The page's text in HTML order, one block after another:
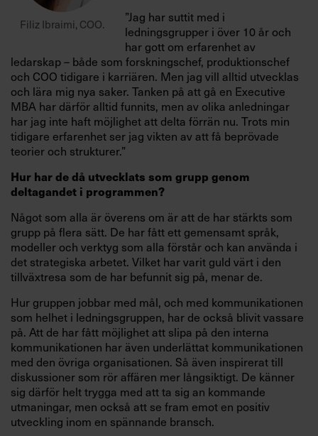
Filiz Ibraimi, COO.
”Jag har suttit med i
ledningsgrupper i över 10 år och
har gott om erfarenhet av
ledarskap – både som forskningschef, produktionschef
och COO tidigare i karriären. Men jag vill alltid utvecklas
och lära mig nya saker. Tanken på att gå en Executive
MBA har därför alltid funnits, men av olika anledningar
har jag inte haft möjlighet att delta förrän nu. Trots min
tidigare erfarenhet ser jag vikten av att få beprövade
teorier och strukturer.”
Hur har de då utvecklats som grupp genom
deltagandet i programmen?
Något som alla är överens om är att de har stärkts som
grupp på flera sätt. De har fått ett gemensamt språk,
modeller och verktyg som alla förstår och kan använda i
det strategiska arbetet. Vilket har varit guld värt i den
tillväxtresa som de har befunnit sig på, menar de.
Hur gruppen jobbar med mål, och med kommunikationen
som helhet i ledningsgruppen, har de också blivit vassare
på. Att de har fått möjlighet att slipa på den interna
kommunikationen har även underlättat kommunikationen
med den övriga organisationen. Så även inspirerat till
diskussioner som rör affären mer långsiktigt. De känner
sig därför helt trygga med att ta sig an kommande
utmaningar, men också att se fram emot en positiv
utveckling inom en spännande bransch.